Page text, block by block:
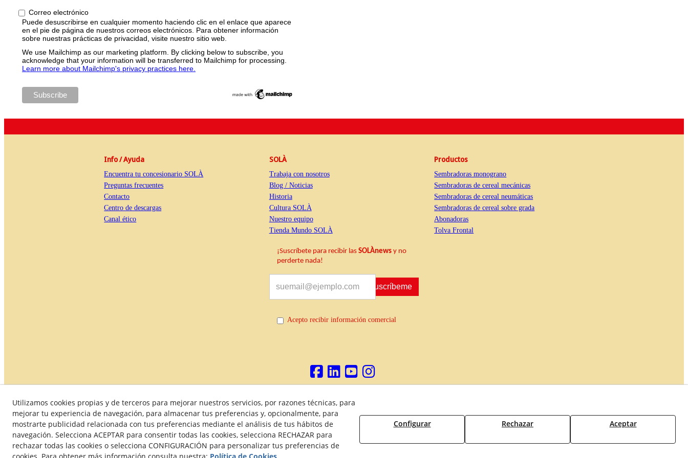
Correo electrónico
Puede desuscribirse en cualquier momento haciendo clic en el enlace que aparece
en el pie de página de nuestros correos electrónicos. Para obtener información
sobre nuestras prácticas de privacidad, visite nuestro sitio web.
We use Mailchimp as our marketing platform. By clicking below to subscribe, you
acknowledge that your information will be transferred to Mailchimp for processing.
Learn more about Mailchimp's privacy practices here.
Info / Ayuda
Encuentra tu concesionario SOLÀ
Preguntas frecuentes
Contacto
Centro de descargas
Canal ético
SOLÀ
Trabaja con nosotros
Blog / Noticias
Historia
Cultura SOLÀ
Nuestro equipo
Tienda Mundo SOLÀ
Productos
Sembradoras monograno
Sembradoras de cereal mecánicas
Sembradoras de cereal neumáticas
Sembradoras de cereal sobre grada
Abonadoras
Tolva Frontal
¡Suscríbete para recibir las SOLÀnewsy no
perderte nada!
Suscríbeme
Acepto recibir información comercial
Política de Calidad Condiciones generales de compra Política de Privacidad Política de Cookies
© 08/2026 Maquinaria Agrícola SOLÀ, S.L. - Todos los derechos reservados.
Utilizamos cookies propias y de terceros para mejorar nuestros servicios, por razones técnicas, para
mejorar tu experiencia de navegación, para almacenar tus preferencias y, opcionalmente, para
mostrarte publicidad relacionada con tus preferencias mediante el análisis de tus hábitos de
navegación. Selecciona ACEPTAR para consentir todas las cookies, selecciona RECHAZAR para
rechazar todas las cookies o selecciona CONFIGURACIÓN para personalizar tus preferencias de
Configurar Rechazar Aceptar